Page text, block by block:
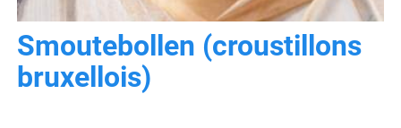
Smoutebollen (croustillons
bruxellois)